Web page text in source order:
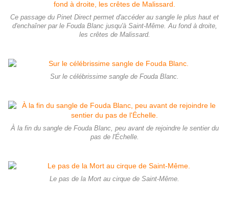
Ce passage du Pinet Direct permet d'accéder au sangle le plus haut et
d'enchaîner par le Fouda Blanc jusqu'à Saint-Même. Au fond à droite,
les crêtes de Malissard.
Sur le célébrissime sangle de Fouda Blanc.
À la fin du sangle de Fouda Blanc, peu avant de rejoindre le sentier du
pas de l'Échelle.
Le pas de la Mort au cirque de Saint-Même.